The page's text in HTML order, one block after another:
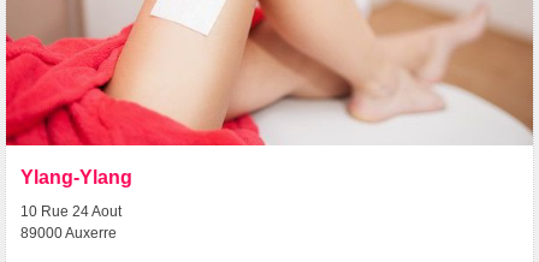
Ylang-Ylang
10 Rue 24 Aout
89000 Auxerre